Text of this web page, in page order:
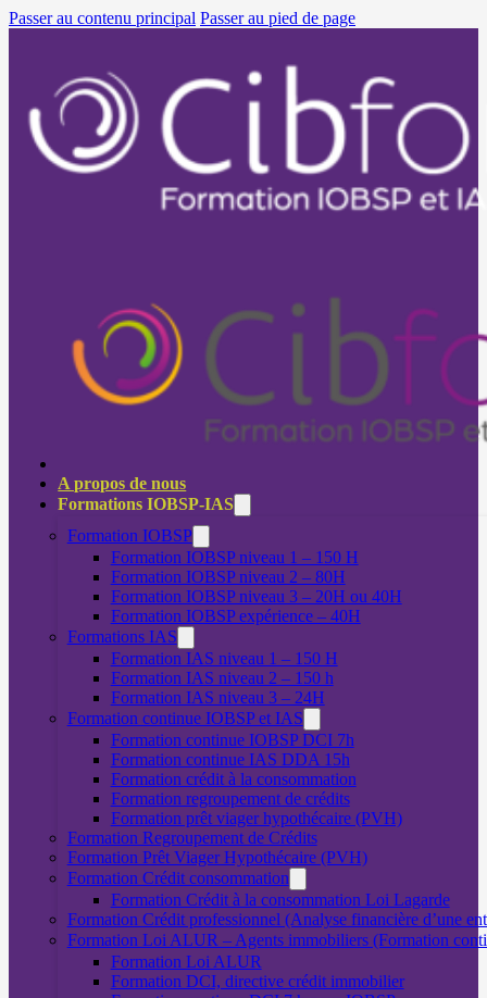
Passer au contenu principal Passer au pied de page
A propos de nous
Formations IOBSP-IAS
Formation IOBSP
Formation IOBSP niveau 1 – 150 H
Formation IOBSP niveau 2 – 80H
Formation IOBSP niveau 3 – 20H ou 40H
Formation IOBSP expérience – 40H
Formations IAS
Formation IAS niveau 1 – 150 H
Formation IAS niveau 2 – 150 h
Formation IAS niveau 3 – 24H
Formation continue IOBSP et IAS
Formation continue IOBSP DCI 7h
Formation continue IAS DDA 15h
Formation crédit à la consommation
Formation regroupement de crédits
Formation prêt viager hypothécaire (PVH)
Formation Regroupement de Crédits
Formation Prêt Viager Hypothécaire (PVH)
Formation Crédit consommation
Formation Crédit à la consommation Loi Lagarde
Formation Crédit professionnel (Analyse financière d’une
Formation Loi ALUR – Agents immobiliers (Formation
Formation Loi ALUR
Formation DCI, directive crédit immobilier